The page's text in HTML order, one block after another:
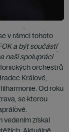
v rámci tohoto
a být součástí
naši spolupráci
orchestrů
Králové,
Od roku
se kterou
vedením získal